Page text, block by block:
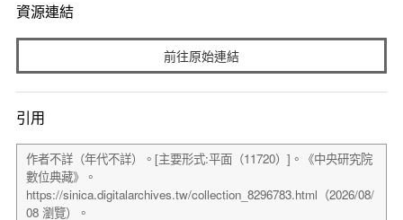
資源連結
前往原始連結
引用